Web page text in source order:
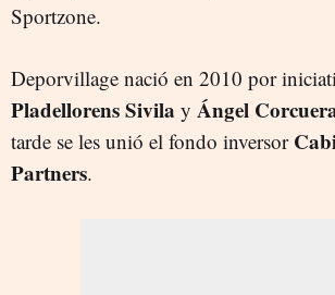
Sportzone.
Deporvillage nació en 2010 por
PladellorensSivila y Ángel
tarde se les unió el fondo inversor
Partners.